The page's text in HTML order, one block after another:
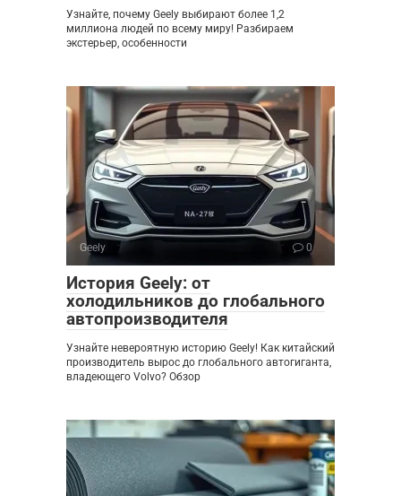
Узнайте, почему Geely выбирают более 1,2
миллиона людей по всему миру! Разбираем
экстерьер, особенности
Geely 0
История Geely: от
холодильников до глобального
автопроизводителя
Узнайте невероятную историю Geely! Как китайский
производитель вырос до глобального автогиганта,
владеющего Volvo? Обзор